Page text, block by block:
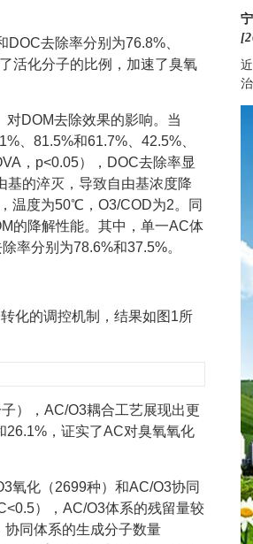
去除率分别为76.8%、
活化分子的比例，加速了臭氧
DOM去除效果的影响。当
、81.5%和61.7%、42.5%、
，p<0.05），DOC去除率显
基的淬灭，导致自由基浓度降
温度为50℃，O3/COD为2。同
的降解性能。其中，单一AC体
率分别为78.6%和37.5%。
化的调控机制，结果如图1所
），AC/O3耦合工艺展现出更
26.1%，证实了AC对臭氧氧化
氧化（2699种）和AC/O3协同
），AC/O3体系的残留量较
同体系的生成分子数量